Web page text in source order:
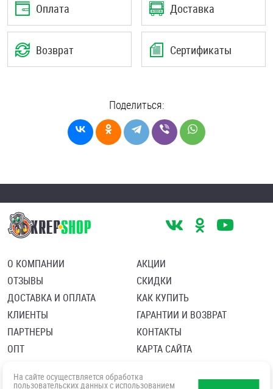
Оплата Доставка
Возврат Сертификаты
Поделиться:
О КОМПАНИИ
ОТЗЫВЫ
ДОСТАВКА И ОПЛАТА
КЛИЕНТЫ
ПАРТНЕРЫ
ОПТ
АКЦИИ
СКИДКИ
КАК КУПИТЬ
ГАРАНТИИ И ВОЗВРАТ
КОНТАКТЫ
КАРТА САЙТА
Политика в отношении обработки персональных данных
Согласие посетителя сайта на обработку персональных данны
На сайте осуществляется обработка
пользовательских данных с использованием